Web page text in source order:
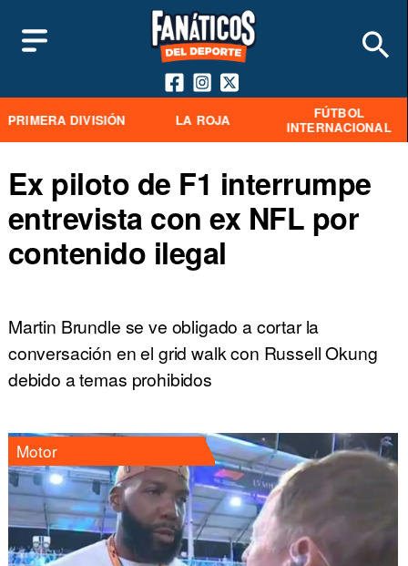
PRIMERA DIVISIÓN LA ROJA
FÚTBOL
INTERNACIONAL
Ex piloto de F1 interrumpe
entrevista con ex NFL por
contenido ilegal
Martin Brundle se ve obligado a cortar la
conversación en el grid walk con Russell Okung
debido a temas prohibidos
Motor